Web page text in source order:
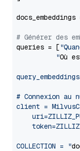
# Générer des
queries = [
          "
Où
# Connexion
client =
COLLECTION = "